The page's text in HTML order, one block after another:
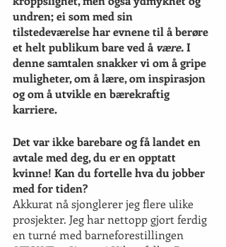
undren; ei som med sin
tilstedeværelse har evnene til å berøre
et helt publikum bare ved å være. I
denne samtalen snakker vi om å gripe
muligheter, om å lære, om inspirasjon
og om å utvikle en bærekraftig
karriere.
Det var ikke barebare og få landet en
avtale med deg, du er en opptatt
kvinne! Kan du fortelle hva du jobber
med for tiden?
Akkurat nå sjonglerer jeg flere ulike
prosjekter. Jeg har nettopp gjort ferdig
en turné med barneforestillingen